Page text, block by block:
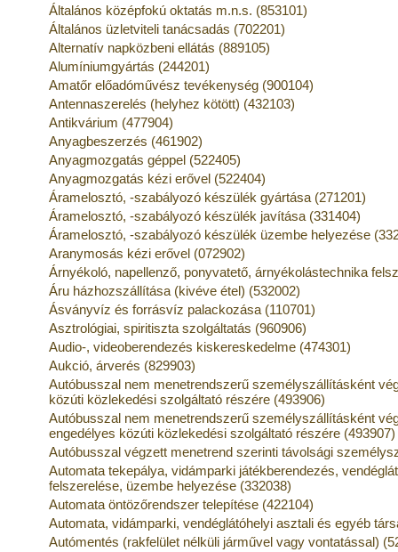
Általános középfokú oktatás m.n.s. (853101)
Általános üzletviteli tanácsadás (702201)
Alternatív napközbeni ellátás (889105)
Alumíniumgyártás (244201)
Amatőr előadóművész tevékenység (900104)
Antennaszerelés (helyhez kötött) (432103)
Antikvárium (477904)
Anyagbeszerzés (461902)
Anyagmozgatás géppel (522405)
Anyagmozgatás kézi erővel (522404)
Áramelosztó, -szabályozó készülék gyártása (271201)
Áramelosztó, -szabályozó készülék javítása (331404)
Áramelosztó, -szabályozó készülék üzembe helyezése
Aranymosás kézi erővel (072902)
Árnyékoló, napellenző, ponyvatető, árnyékolástechnika
Áru házhozszállítása (kivéve étel) (532002)
Ásványvíz és forrásvíz palackozása (110701)
Asztrológiai, spiritiszta szolgáltatás (960906)
Audio-, videoberendezés kiskereskedelme (474301)
Aukció, árverés (829903)
Autóbusszal nem menetrendszerű személyszállításként
közúti közlekedési szolgáltató részére (493906)
Autóbusszal nem menetrendszerű személyszállításként
engedélyes közúti közlekedési szolgáltató részére (493907)
Autóbusszal végzett menetrend szerinti távolsági
Automata tekepálya, vidámparki játékberendezés,
felszerelése, üzembe helyezése (332038)
Automata öntözőrendszer telepítése (422104)
Automata, vidámparki, vendéglátóhelyi asztali és egyéb
Autómentés (rakfelület nélküli járművel vagy vontatással)